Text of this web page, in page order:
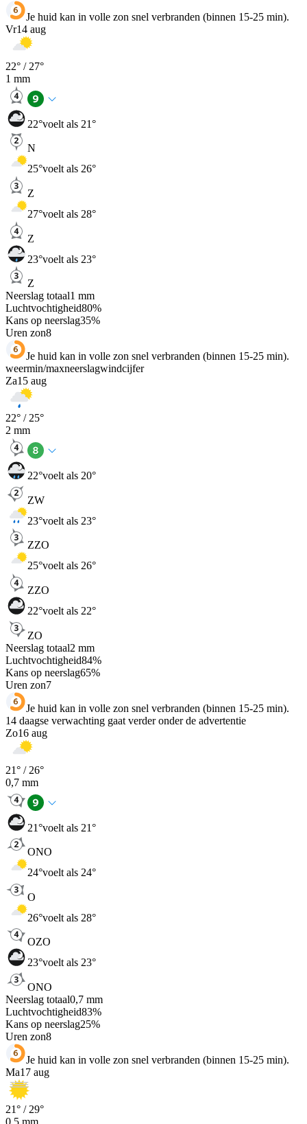
Je huid kan in volle zon snel verbranden (binnen 15-25 min).
Vr14 aug
22° / 27°
1 mm
22°voelt als 21°
N
25°voelt als 26°
Z
27°voelt als 28°
Z
23°voelt als 23°
Z
Neerslag totaal1 mm
Luchtvochtigheid80%
Kans op neerslag35%
Uren zon8
Je huid kan in volle zon snel verbranden (binnen 15-25 min).
weermin/maxneerslagwindcijfer
Za15 aug
22° / 25°
2 mm
22°voelt als 20°
ZW
23°voelt als 23°
ZZO
25°voelt als 26°
ZZO
22°voelt als 22°
ZO
Neerslag totaal2 mm
Luchtvochtigheid84%
Kans op neerslag65%
Uren zon7
Je huid kan in volle zon snel verbranden (binnen 15-25 min).
14 daagse verwachting gaat verder onder de advertentie
Zo16 aug
21° / 26°
0,7 mm
21°voelt als 21°
ONO
24°voelt als 24°
O
26°voelt als 28°
OZO
23°voelt als 23°
ONO
Neerslag totaal0,7 mm
Luchtvochtigheid83%
Kans op neerslag25%
Uren zon8
Je huid kan in volle zon snel verbranden (binnen 15-25 min).
Ma17 aug
21° / 29°
0,5 mm